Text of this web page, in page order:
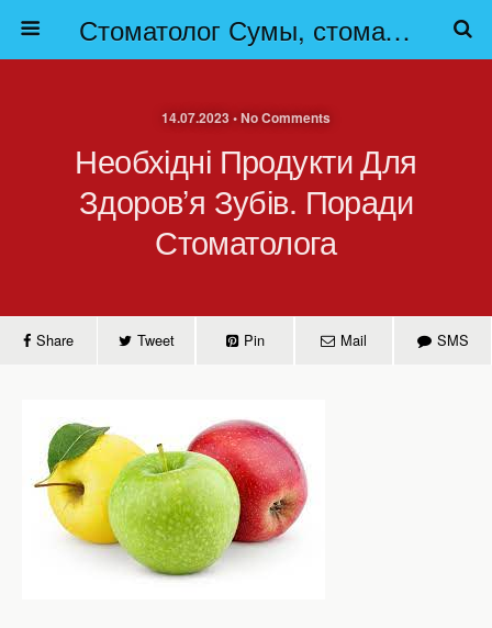
Стоматолог Сумы, стоматологические клиники Сумы, детская стоматология в Сумах. | Частная стоматология Сумы
14.07.2023 • No Comments
Необхідні Продукти Для
Здоров’я Зубів. Поради
Стоматолога
Share Tweet Pin Mail SMS